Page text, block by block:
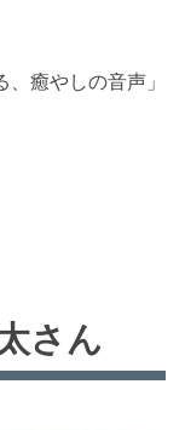
癒やしの音声」
さん